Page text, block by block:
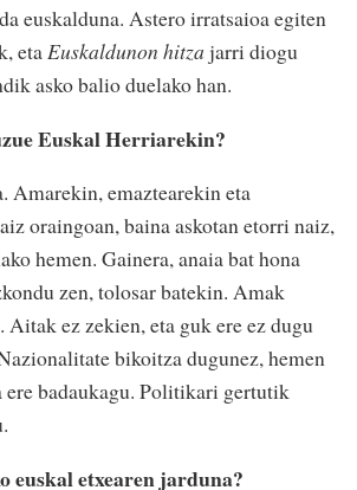
euskalduna. Astero irratsaioa egiten
etaEuskaldunon hitza jarri diogu
asko balio duelako han.
Euskal Herriarekin?
Amarekin, emaztearekin eta
oraingoan, baina askotan etorri naiz,
hemen. Gainera, anaia bat hona
zen, tolosar batekin. Amak
Aitak ez zekien, eta guk ere ez dugu
bikoitza dugunez, hemen
ere badaukagu. Politikari gertutik
euskal etxearen jarduna?